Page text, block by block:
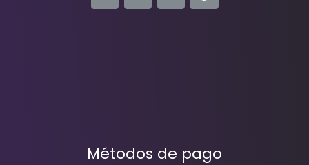
Métodos de pago